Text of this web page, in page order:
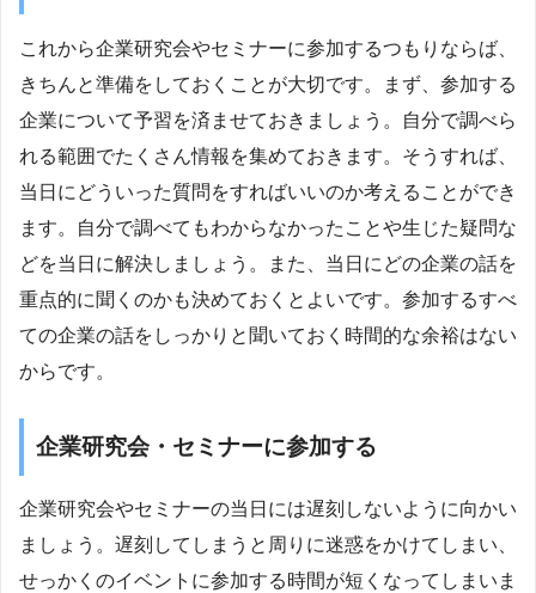
これから企業研究会やセミナーに参加するつもりならば、
きちんと準備をしておくことが大切です。まず、参加する
企業について予習を済ませておきましょう。自分で調べら
れる範囲でたくさん情報を集めておきます。そうすれば、
当日にどういった質問をすればいいのか考えることができ
ます。自分で調べてもわからなかったことや生じた疑問な
どを当日に解決しましょう。また、当日にどの企業の話を
重点的に聞くのかも決めておくとよいです。参加するすべ
ての企業の話をしっかりと聞いておく時間的な余裕はない
からです。
企業研究会・セミナーに参加する
企業研究会やセミナーの当日には遅刻しないように向かい
ましょう。遅刻してしまうと周りに迷惑をかけてしまい、
せっかくのイベントに参加する時間が短くなってしまいま